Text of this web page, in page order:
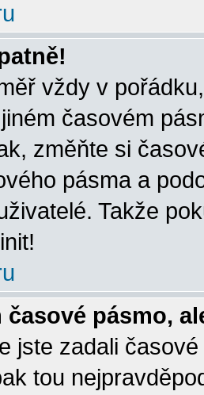
vždy v
časovém
změňte si
pásma a
Takže
časové pásmo,
jste zadali
tou